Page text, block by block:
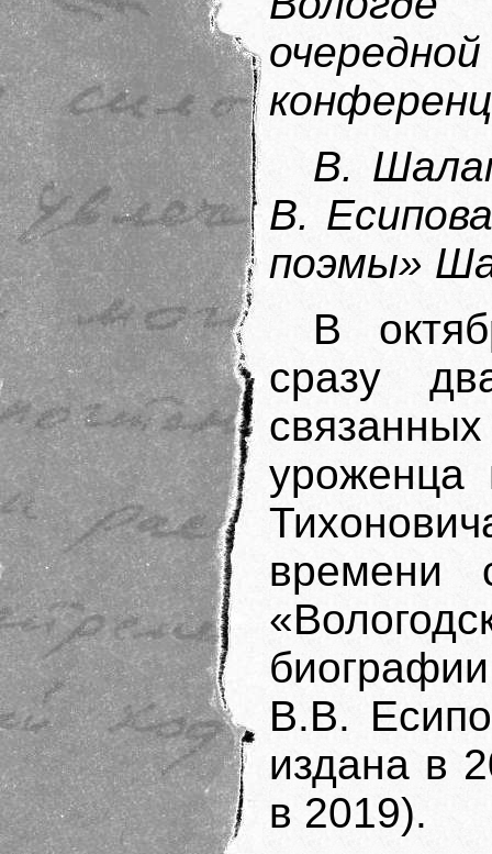
В.
В.
поэмы»
В
сразу
связанных
уроженца
времени
В.В.
издана в
в 2019).